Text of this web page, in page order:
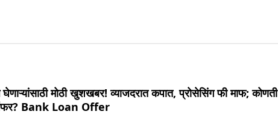
मोठी खुशखबर! व्याजदरात कपात, प्रोसेसिंग फी माफ; कोणती
Bank Loan Offer